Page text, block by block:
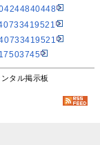
タル掲示板